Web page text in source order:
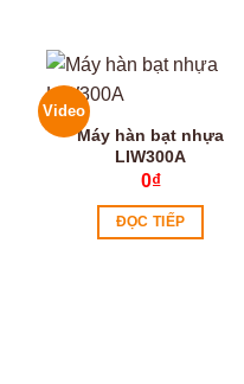
Video
Máy hàn bạt nhựa
LIW300A
0₫
ĐỌC TIẾP